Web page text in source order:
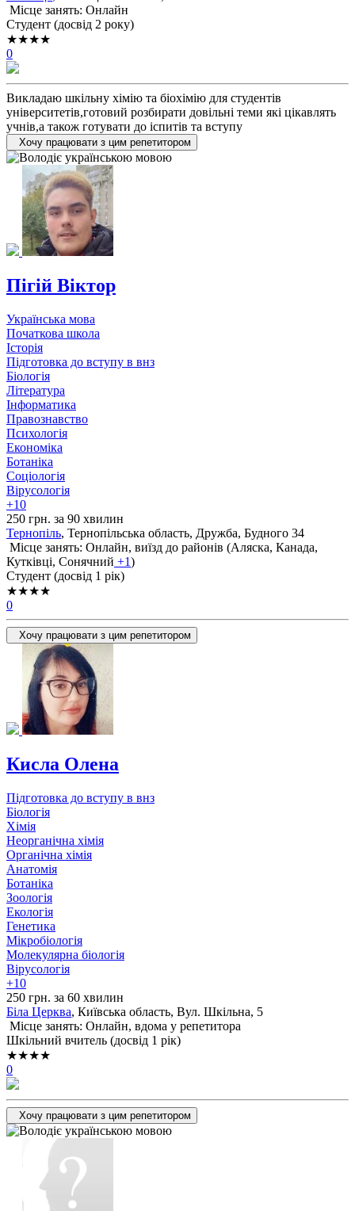
Місце занять: Онлайн
Cтудент (досвід 2 року)
★★★★
0
Викладаю шкільну хімію та біохімію для студентів
університетів,готовий розбирати довільні теми які цікавлять
учнів,а також готувати до іспитів та вступу
Хочу працювати з цим репетитором
Пігій Віктор
Українська мова
Початкова школа
Історія
Підготовка до вступу в внз
Біологія
Література
Інформатика
Правознавство
Психологія
Економіка
Ботаніка
Соціологія
Вірусологія
+10
250 грн. за 90 хвилин
Тернопіль, Тернопільська область, Дружба, Будного 34
Місце занять: Онлайн, виїзд до районів (Аляска, Канада,
Кутківці, Сонячний +1)
Cтудент (досвід 1 рік)
★★★★
0
Хочу працювати з цим репетитором
Кисла Олена
Підготовка до вступу в внз
Біологія
Хімія
Неорганічна хімія
Органічна хімія
Анатомія
Ботаніка
Зоологія
Екологія
Генетика
Мікробіологія
Молекулярна біологія
Вірусологія
+10
250 грн. за 60 хвилин
Біла Церква, Київська область, Вул. Шкільна, 5
Місце занять: Онлайн, вдома у репетитора
Шкільний вчитель (досвід 1 рік)
★★★★
0
Хочу працювати з цим репетитором